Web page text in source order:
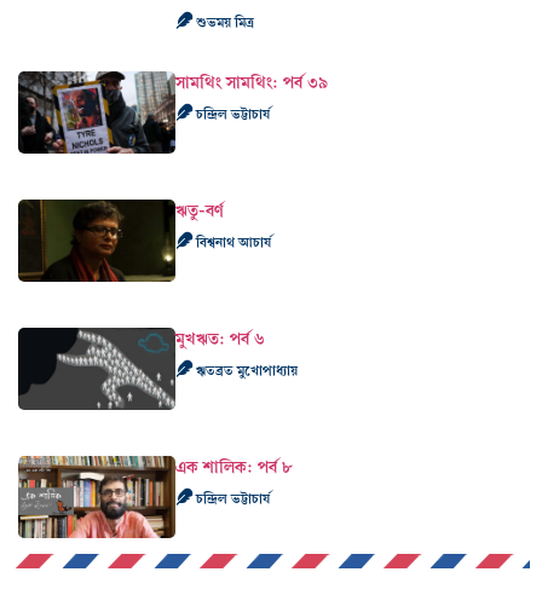
শুভময় মিত্র
সামথিং সামথিং: পর্ব ৩৯
চন্দ্রিল ভট্টাচার্য
ঋতু-বর্ণ
বিশ্বনাথ আচার্য
মুখঋত: পর্ব ৬
ঋতব্রত মুখোপাধ্যায়
এক শালিক: পর্ব ৮
চন্দ্রিল ভট্টাচার্য